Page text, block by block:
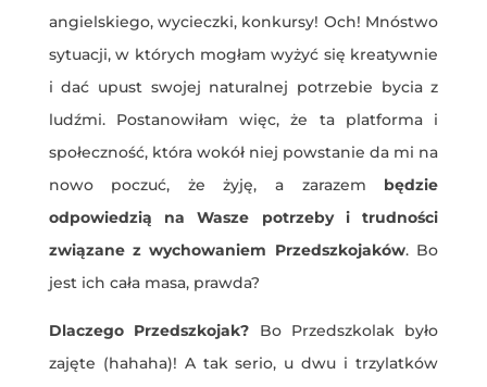
angielskiego, wycieczki, konkursy! Och! Mnóstwo
sytuacji, w których mogłam wyżyć się kreatywnie
i dać upust swojej naturalnej potrzebie bycia z
ludźmi. Postanowiłam więc, że ta platforma i
społeczność, która wokół niej powstanie da mi na
nowo poczuć, że żyję, a zarazem będzie
odpowiedzią na Wasze potrzeby i trudności
związane z wychowaniem Przedszkojaków. Bo
jest ich cała masa, prawda?
Dlaczego Przedszkojak? Bo Przedszkolak było
zajęte (hahaha)! A tak serio, u dwu i trzylatków